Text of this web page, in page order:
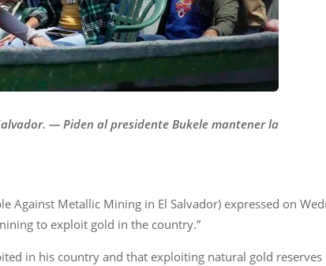
— Piden al presidente Bukele mantener la
Against Metallic Mining in El Salvador) expressed on
to exploit gold in the country.”
in his country and that exploiting natural gold reserves